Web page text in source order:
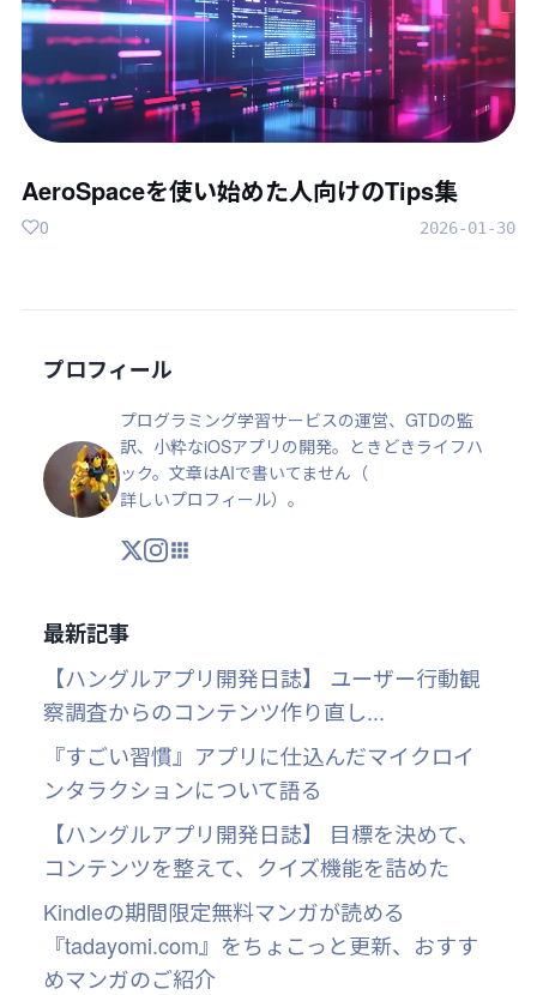
AeroSpaceを使い始めた人向けのTips集
2026-01-30
0
プロフィール
プログラミング学習サービスの運営、GTDの監
訳、小粋なiOSアプリの開発。ときどきライフハ
ック。文章はAIで書いてません（
詳しいプロフィール）。
X Instagram
アプリ・ツール
最新記事
【ハングルアプリ開発日誌】 ユーザー行動観
察調査からのコンテンツ作り直し...
『すごい習慣』アプリに仕込んだマイクロイ
ンタラクションについて語る
【ハングルアプリ開発日誌】 目標を決めて、
コンテンツを整えて、クイズ機能を詰めた
Kindleの期間限定無料マンガが読める
『tadayomi.com』をちょこっと更新、おすす
めマンガのご紹介